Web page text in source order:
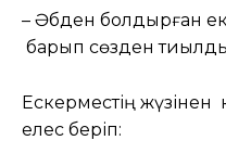
– Әбден болдырған
барып сөзден
Ескерместің жүзінен
елес беріп: